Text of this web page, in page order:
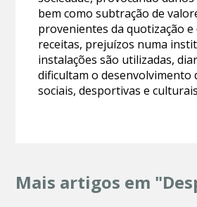
bem como subtração de
provenientes da quotização
receitas, prejuízos numa
instalações são utilizadas,
dificultam o desenvolvimento
sociais, desportivas e
Mais artigos em